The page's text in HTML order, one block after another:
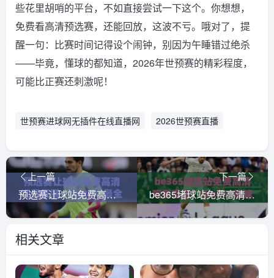
些花里胡哨的平台，不如直接尝试一下这个。你想想，
免费看高清预选赛，还能回放，这波不亏。哦对了，提
醒一句：比赛时间记得设个闹钟，别因为午睡错过绝杀
——毕竟，懂球的都知道，2026年世预赛的精彩程度，
可能比正赛还刺激呢！
世预赛进球网无插件在线直播网 2026世预赛直播
上一篇
预选赛让球站免费高清观看直播：2026年最全观赛指南（预选赛让球站）
下一篇
be365堵球站免费高清观看直播！(be365堵球站免费高清观看直播) 2026年体育迷的终极观赛指南
相关文章